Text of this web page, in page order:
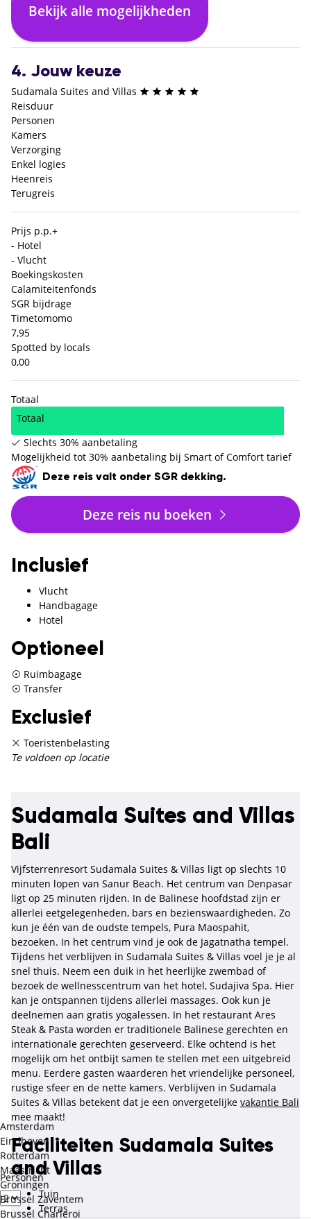
Personen
Amsterdam
Eindhoven
Rotterdam
Maastricht
Groningen
Brussel Zaventem
Brussel Charleroi
3. Selecteer verblijf
Bekijk alle mogelijkheden
4. Jouw keuze
Sudamala Suites and Villas
Reisduur
Personen
Kamers
Verzorging
Enkel logies
Heenreis
Terugreis
Prijs p.p.+
- Hotel
- Vlucht
Boekingskosten
Calamiteitenfonds
SGR bijdrage
Timetomomo
7,95
Spotted by locals
0,00
Totaal
Totaal
Slechts 30% aanbetaling
Mogelijkheid tot 30% aanbetaling bij Smart of Comfort tarief
Deze reis valt onder SGR dekking.
Deze reis nu boeken
Inclusief
Vlucht
Handbagage
Hotel
Optioneel
Ruimbagage
Transfer
Exclusief
Toeristenbelasting
Te voldoen op locatie
Sudamala Suites and Villas
Bali
Vijfsterrenresort Sudamala Suites & Villas ligt op slechts 10
minuten lopen van Sanur Beach. Het centrum van Denpasar
ligt op 25 minuten rijden. In de Balinese hoofdstad zijn er
allerlei eetgelegenheden, bars en bezienswaardigheden. Zo
kun je één van de oudste tempels, Pura Maospahit,
bezoeken. In het centrum vind je ook de Jagatnatha tempel.
Tijdens het verblijven in Sudamala Suites & Villas voel je je al
snel thuis. Neem een duik in het heerlijke zwembad of
bezoek de wellnesscentrum van het hotel, Sudajiva Spa. Hier
kan je ontspannen tijdens allerlei massages. Ook kun je
deelnemen aan gratis yogalessen. In het restaurant Ares
Steak & Pasta worden er traditionele Balinese gerechten en
internationale gerechten geserveerd. Elke ochtend is het
mogelijk om het ontbijt samen te stellen met een uitgebreid
menu. Eerdere gasten waarderen het vriendelijke personeel,
rustige sfeer en de nette kamers. Verblijven in Sudamala
Suites & Villas betekent dat je een onvergetelijke vakantie Bali
mee maakt!
Faciliteiten Sudamala Suites
and Villas
Tuin
Terras